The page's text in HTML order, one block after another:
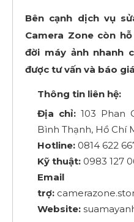
Bên cạnh dịch vụ
Camera Zone còn
đời máy ảnh nhanh
được tư vấn và báo
Thông tin liên hệ:
Địa chỉ: 103 Phan
Bình Thạnh, Hồ Chí
Hotline: 0814 622
Kỹ thuật: 0983 127
trợ:
Website: